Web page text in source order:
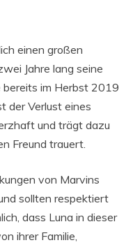
einen großen
Jahre lang seine
im Herbst 2019
der Verlust eines
und trägt dazu
Freund trauert.
von Marvins
sollten respektiert
dass Luna in dieser
ihrer Familie,